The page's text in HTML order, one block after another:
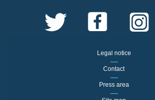
Legal notice
Contact
Press area